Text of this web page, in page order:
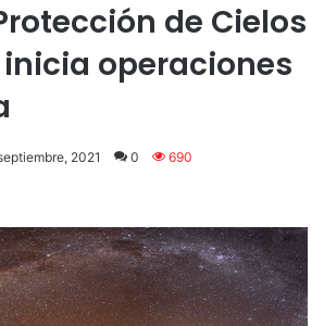
de Cielos
inicia operaciones
2021 0 690